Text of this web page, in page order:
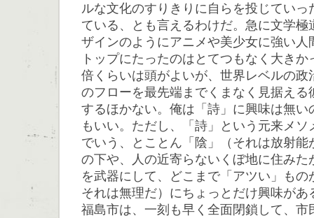
ルな文化のすりきりに自らを投じてい
ている、とも言えるわけだ。急に文学極
ザインのようにアニメや美少女に強い人
トップにたったのはとてつもなく大き
倍くらいは頭がよいが、世界レベルの政
のフローを最先端までくまなく見据える
するほかない。俺は「詩」に興味は無い
もいい。ただし、「詩」という元来メ
でいう、とことん「陰」（それは放射能
の下や、人の近寄らないくぼ地に住みた
を武器にして、どこまで「アツい」も
それは無理だ）にちょっとだけ興味があ
福島市は、一刻も早く全面閉鎖して、市